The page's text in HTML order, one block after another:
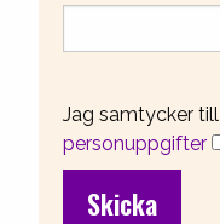
Jag samtycker till
personuppgifter